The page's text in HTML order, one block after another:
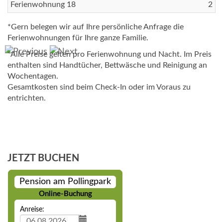
Ferienwohnung 18 2
*Gern belegen wir auf Ihre persönliche Anfrage die
Ferienwohnungen für Ihre ganze Familie.
*Alle Preise gelten pro Ferienwohnung und Nacht. Im Preis
enthalten sind Handtücher, Bettwäsche und Reinigung an
Wochentagen.
Gesamtkosten sind beim Check-In oder im Voraus zu
entrichten.
JETZT BUCHEN
Pension am Pollingpark
Online-Buchung
Anreise: